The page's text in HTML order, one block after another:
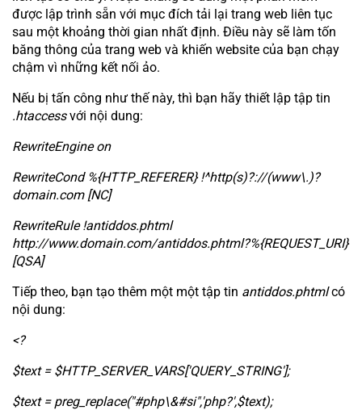
được lập trình sẵn với mục đích tải lại trang web liên tục
sau một khoảng thời gian nhất định. Điều này sẽ làm tốn
băng thông của trang web và khiến website của bạn chạy
chậm vì những kết nối ảo.
Nếu bị tấn công như thế này, thì bạn hãy thiết lập tập tin
.htaccessvới nội dung:
RewriteEngine on
RewriteCond %{HTTP_REFERER} !^http(s)?://(www\.)?
domain.com [NC]
RewriteRule !antiddos.phtml
http://www.domain.com/antiddos.phtml?%{REQUEST_URI}
[QSA]
Tiếp theo, bạn tạo thêm một một tập tin antiddos.phtmlcó
nội dung:
<?
$text = $HTTP_SERVER_VARS['QUERY_STRING'];
$text = preg_replace("#php\&#si",'php?',$text);